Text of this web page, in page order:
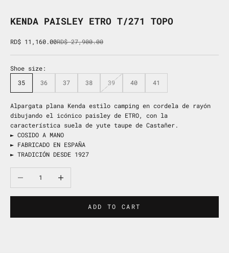
KENDA PAISLEY ETRO T/271 TOPO
Sale price
RD$ 11,160.00Regular price
RD$ 27,900.00
Shoe size:
35
36 37 38 39 40 41
Alpargata plana Kenda estilo camping en cordela de rayón
dibujando el icónico paisley de ETRO, con la
característica suela de yute taupe de Castañer.
► COSIDO A MANO
► FABRICADO EN ESPAÑA
► TRADICIÓN DESDE 1927
ADD TO CART